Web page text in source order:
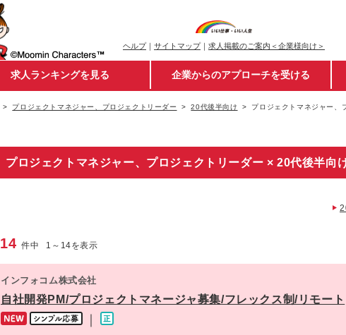
ヘルプ｜ サイトマップ｜ 求人掲載のご案内＜企業様向け＞
求人ランキングを見る 企業からのアプローチを受ける
プロジェクトマネジャー、プロジェクトリーダー 20代後半向け
プロジェクトマネジャー、
プロジェクトマネジャー、プロジェクトリーダー × 20代後半向
14 件中 1 ～ 14を表示
インフォコム株式会社
自社開発PM/プロジェクトマネージャ募集/フレックス制/リモート